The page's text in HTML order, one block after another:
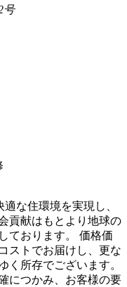
号
な住環境を実現し、
貢献はもとより地球の
ております。 価格価
ストでお届けし、更な
く所存でございます。
につかみ、お客様の要